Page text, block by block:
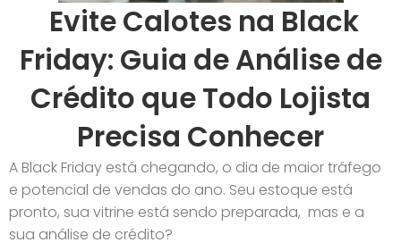
Evite Calotes na Black
Friday: Guia de Análise de
Crédito que Todo Lojista
Precisa Conhecer
A Black Friday está chegando, o dia de maior tráfego
e potencial de vendas do ano. Seu estoque está
pronto, sua vitrine está sendo preparada, mas e a
sua análise de crédito?